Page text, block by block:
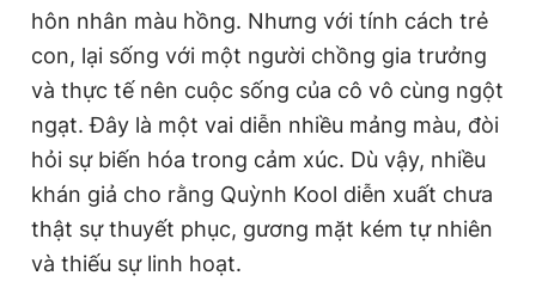
hôn nhân màu hồng. Nhưng với tính cách trẻ
con, lại sống với một người chồng gia trưởng
và thực tế nên cuộc sống của cô vô cùng ngột
ngạt. Đây là một vai diễn nhiều mảng màu, đòi
hỏi sự biến hóa trong cảm xúc. Dù vậy, nhiều
khán giả cho rằng Quỳnh Kool diễn xuất chưa
thật sự thuyết phục, gương mặt kém tự nhiên
và thiếu sự linh hoạt.